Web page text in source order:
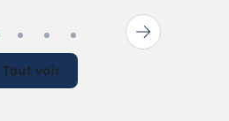
Tout voir